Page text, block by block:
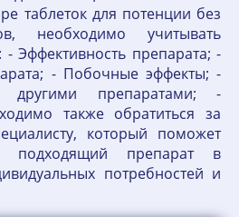
таблеток для потенции без
необходимо учитывать
Эффективность препарата; -
- Побочные эффекты; -
другими препаратами; -
также обратиться за
который поможет
подходящий препарат в
потребностей и